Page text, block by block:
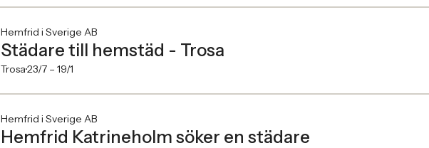
Hemfrid i Sverige AB
Städare till hemstäd - Trosa
Trosa23/7 – 19/1
Hemfrid i Sverige AB
Hemfrid Katrineholm söker en städare